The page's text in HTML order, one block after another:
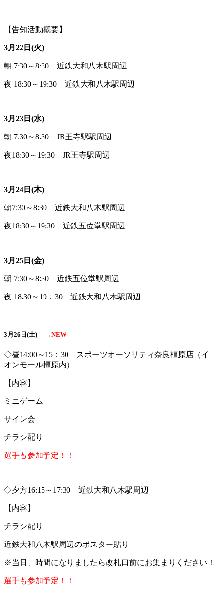
【告知活動概要】
3月22日(火)
朝 7:30～8:30 近鉄大和八木駅周辺
夜 18:30～19:30 近鉄大和八木駅周辺
3月23日(水)
朝 7:30～8:30 JR王寺駅駅周辺
夜18:30～19:30 JR王寺駅周辺
3月24日(木)
朝7:30～8:30 近鉄大和八木駅周辺
夜18:30～19:30 近鉄五位堂駅周辺
3月25日(金)
朝 7:30～8:30 近鉄五位堂駅周辺
夜 18:30～19：30 近鉄大和八木駅周辺
3月26日(土) →NEW
◇昼14:00～15：30 スポーツオーソリティ奈良橿原店（イ
オンモール橿原内）
【内容】
ミニゲーム
サイン会
チラシ配り
選手も参加予定！！
◇夕方16:15～17:30 近鉄大和八木駅周辺
【内容】
チラシ配り
近鉄大和八木駅周辺のポスター貼り
※当日、時間になりましたら改札口前にお集まりください！
選手も参加予定！！